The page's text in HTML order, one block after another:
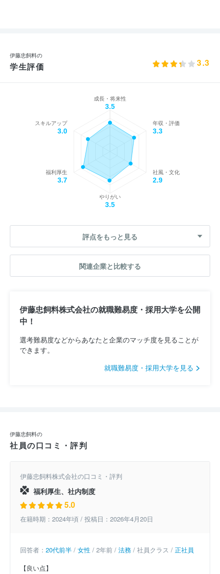
伊藤忠飼料の
学生評価 3.3
成長・将来性
3.5
年収・評価
3.3
社風・文化
2.9
やりがい
3.5
福利厚生
3.7
スキルアップ
3.0
評点をもっと見る
関連企業と比較する
伊藤忠飼料株式会社の就職難易度・採用大学を公開
中！
選考難易度などからあなたと企業のマッチ度を見ることが
できます。
就職難易度・採用大学を見る
伊藤忠飼料の
社員の口コミ・評判
伊藤忠飼料株式会社の口コミ・評判
福利厚生、社内制度
5.0
在籍時期：2024年頃 / 投稿日：2026年4月20日
回答者： 20代前半 / 女性 / 2年前 / 法務 / 社員クラス / 正社員
【良い点】